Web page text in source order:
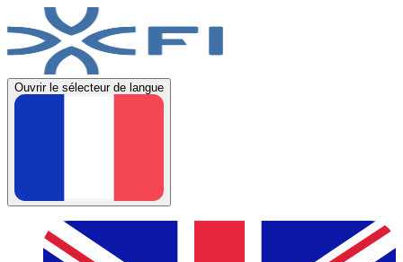
Ouvrir le sélecteur de langue